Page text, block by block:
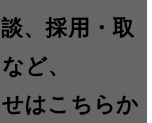
、採用・取
ど、
はこちらか